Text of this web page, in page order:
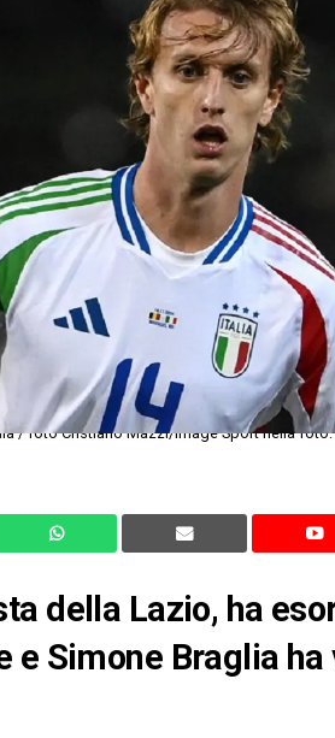
/ foto Cristiano Mazzi/Image Sport nella
della Lazio, ha
e Simone Braglia ha